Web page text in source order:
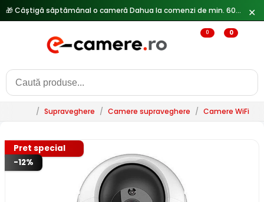
✕
0 0
/ Supraveghere / Camere supraveghere / Camere WiFi &
Pret special
-12%